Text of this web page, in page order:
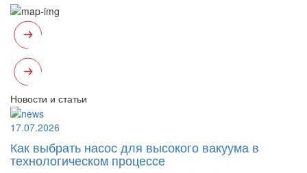
Новости и статьи
17.07.2026
Как выбрать насос для высокого вакуума в
технологическом процессе